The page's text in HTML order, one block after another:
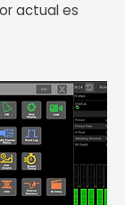
actual es